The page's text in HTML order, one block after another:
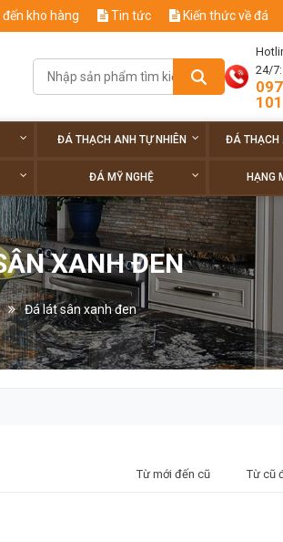
kho hàng Tin tức Kiến thức về đá
24/7:
ĐÁ THẠCH ANH TỰ NHIÊN ĐÁ THẠCH
ĐÁ MỸ NGHỆ HẠNG
XANH ĐEN
Đá lát sân xanh đen
Từ mới đến cũ Từ cũ